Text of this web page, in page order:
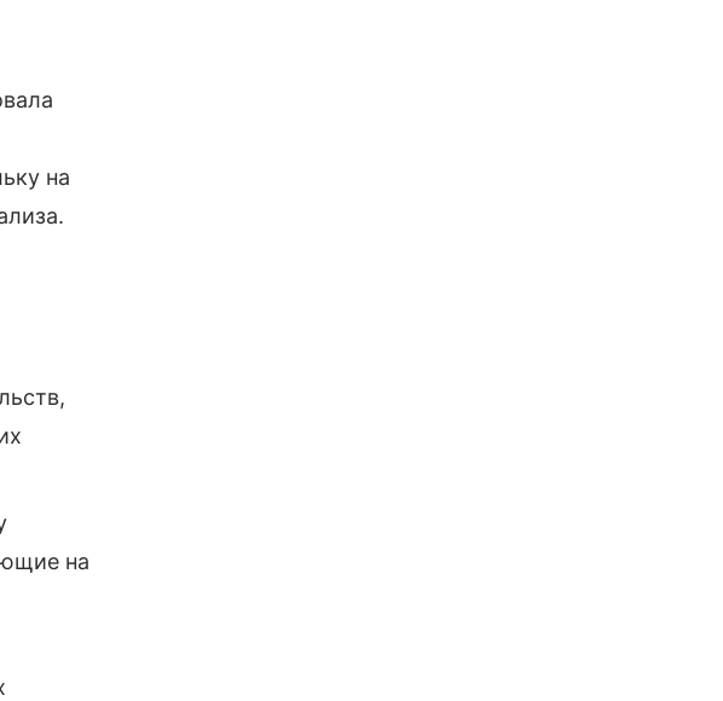
на
на